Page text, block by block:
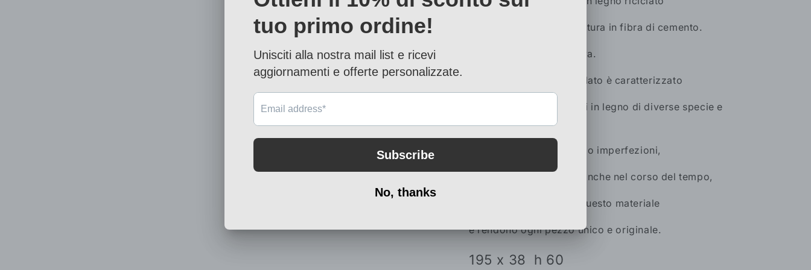
o lamina di acciaio o finitura in fibra di cemento.
Finitura acrilica protettiva.
Il prodotto in legno riciclato è caratterizzato
dalla presenza di tasselli in legno di diverse specie e
colore.
Eventuali fessure, crepe o imperfezioni,
che possono generarsi anche nel corso del tempo,
sono caratteristiche di questo materiale
e rendono ogni pezzo unico e originale.
195 x 38 h 60